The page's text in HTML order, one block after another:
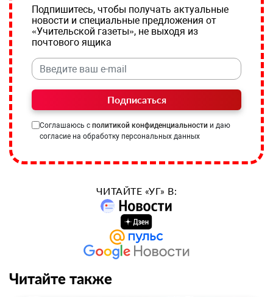
Подпишитесь, чтобы получать актуальные
новости и специальные предложения от
«Учительской газеты», не выходя из
почтового ящика
Подписаться
Соглашаюсь с политикой конфиденциальности и даю
согласие на обработку персональных данных
ЧИТАЙТЕ «УГ» В:
Читайте также